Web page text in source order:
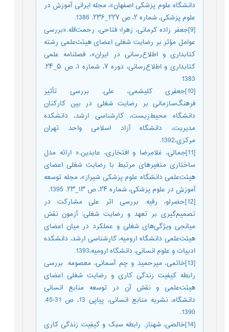
دانشگاه علوم پزشکی اصفهان»، مجله ایرانی آموزش در
علوم پزشکی، شماره ۲، ص ۲۲۷_۲۳۶. 1386.
[9]جعفر زاده کرمانی، زهرا؛ فتاحی، رحمت‌الله.«بررسی
عوامل مؤثر بر رضایت شغلی اعضای هیئت‌علمی رشته
کتابداری و اطلاع‌رسانی در ایران»، فصلنامه علمی
کتابداری و اطلاع‌رسانی، دوره ۷، شماره ۱، ص ۵_۲۴.
1383
[10]جعفری کلیشمی، علی. بررسی تأثیر
فرهنگ‌سازمانی بر رضایت شغلی در بین کارکنان
دانشگاه محیط‌زیست، کارشناسی ارشد، دانشکده
مدیریت، دانشگاه آزاد اسلامی واحد تهران
مرکزی،1392.
[11]جمالی، غلامرضا و افتخاری، عابدین.« ارائه مدل
ساختاری متغیرهای مرتبط با رضایت شغلی اعضای
هیئت‌علمی دانشگاه علوم پزشکی شیراز»، مجله توسعه
آموزش در علوم پزشکی، شماره ۲۴، ص ۱۳_۲۳. 1395.
[12]حضرلو، رقیه. بررسی اثر علی مشارکت در
تصمیم‌گیری بر تعهد و رضایت شغلی: آزمون نقش
میانجی ویژگی‌های شغلی و عملکرد در میان اعضای
هیئت‌علمی دانشگاه ارومیه، کارشناسی ارشد، دانشکده
ادبیات و علوم انسانی، دانشگاه ارومیه،1393.
[13]خاتمی، میرحمید و چم آسمانی، معصومه. بررسی
رابطه کیفیت زندگی کاری و رضایت شغلی اعضای
هیئت‌علمی و نقش آن در توسعه منابع انسانی
دانشگاه، نشریه منابع انسانی، پیاپی 13، ص 31-45.
1390.
[14]خالصی، شهناز. رابطه سبک و کیفیت زندگی کاری